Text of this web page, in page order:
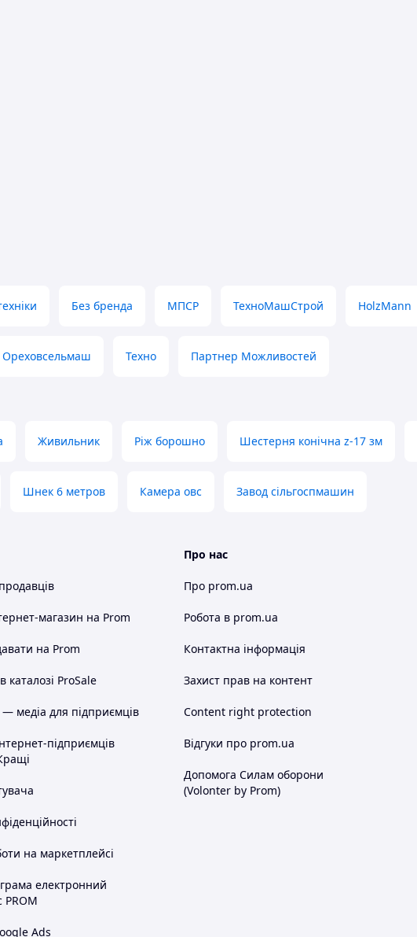
Без бренда МПСР ТехноМашСтрой HolzMann
Ореховсельмаш Техно Партнер Можливостей
Живильник Ріж борошно Шестерня конічна z-17 зм
Шнек 6 метров Камера овс Завод сільгоспмашин
магазин на Prom
на Prom
каталозі ProSale
медіа для підприємців
підприємців
на маркетплейсі
електронний
PROM
Ads
Про нас
Про prom.ua
Робота в prom.ua
Контактна інформація
Захист прав на контент
Content right protection
Відгуки про prom.ua
Допомога Силам оборони
(Volonter by Prom)